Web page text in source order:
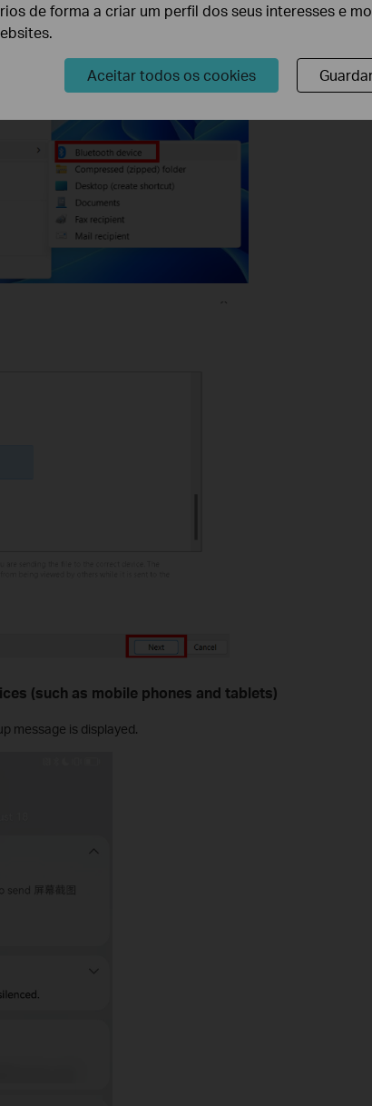
(such as mobile phones and tablets)
message is displayed.
de forma a criar um perfil dos seus interesses e
Aceitar todos os cookies